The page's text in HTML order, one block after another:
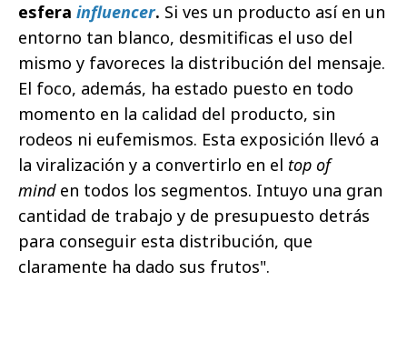
esfera influencer. Si ves un producto así en un
entorno tan blanco, desmitificas el uso del
mismo y favoreces la distribución del mensaje.
El foco, además, ha estado puesto en todo
momento en la calidad del producto, sin
rodeos ni eufemismos. Esta exposición llevó a
la viralización y a convertirlo en el top of
minden todos los segmentos. Intuyo una gran
cantidad de trabajo y de presupuesto detrás
para conseguir esta distribución, que
claramente ha dado sus frutos".